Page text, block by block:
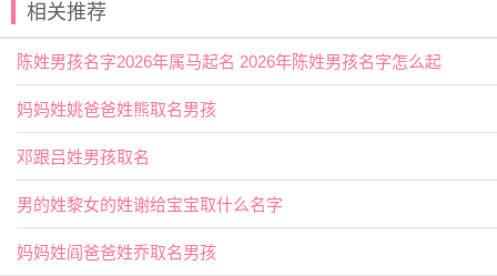
【燨】燨古同'曦'。具有阳光的含义。用作人名意指豁达
【千】指为数目，十百为千，比喻数甚大。用作人名意
2025年腊月十六出生龙姓男孩名字
【昱昕】 【梧伟】 【翊冬】 【允廷】
【乐川】 【承煜】 【源皓】 【嘉彦】
【易宇】 【阳舒】 【诚颢】 【铭恩】
相关推荐
陈姓男孩名字2026年属马起名 2026年陈姓男孩名字怎么起
妈妈姓姚爸爸姓熊取名男孩
邓跟吕姓男孩取名
男的姓黎女的姓谢给宝宝取什么名字
妈妈姓阎爸爸姓乔取名男孩